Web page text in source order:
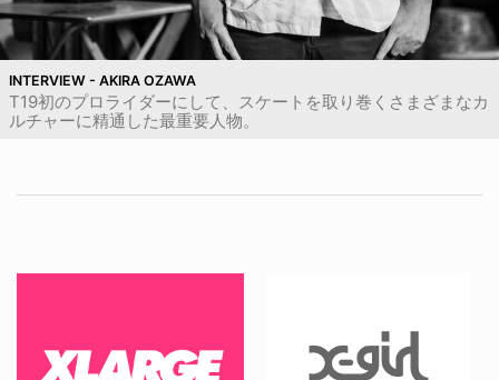
INTERVIEW - AKIRA OZAWA
T19初のプロライダーにして、スケートを取り巻くさまざまなカ
ルチャーに精通した最重要人物。